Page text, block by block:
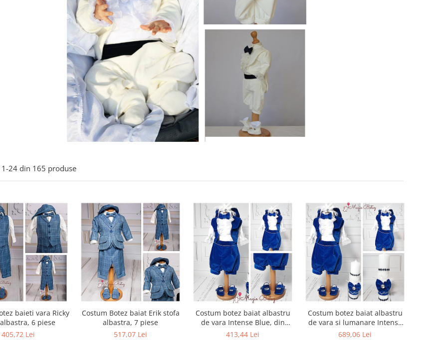
1-24 din 165 produse
baieti vara Ricky
6 piese
405,72 Lei
Costum Botez baiat Erik stofa
albastra, 7 piese
517,07 Lei
Costum botez baiat albastru
de vara Intense Blue, din
catifea
413,44 Lei
Costum botez baiat albastru
de vara si lumanare Intense
Blue, din catifea
689,06 Lei